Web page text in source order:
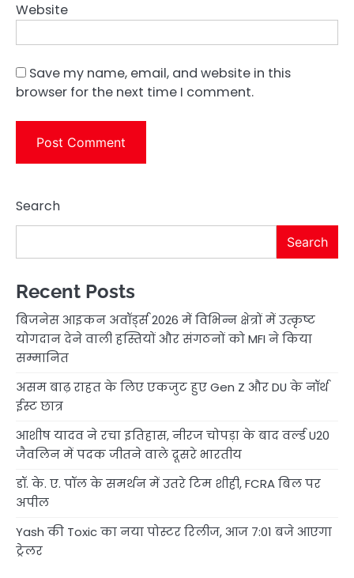
Website
Save my name, email, and website in this
browser for the next time I comment.
Search
Search
Recent Posts
बिजनेस आइकन अवॉर्ड्स 2026 में विभिन्न क्षेत्रों में उत्कृष्ट
योगदान देने वाली हस्तियों और संगठनों को MFI ने किया
सम्मानित
असम बाढ़ राहत के लिए एकजुट हुए Gen Z और DU के नॉर्थ
ईस्ट छात्र
आशीष यादव ने रचा इतिहास, नीरज चोपड़ा के बाद वर्ल्ड U20
जैवलिन में पदक जीतने वाले दूसरे भारतीय
डॉ. के. ए. पॉल के समर्थन में उतरे टिम शीही, FCRA बिल पर
अपील
Yash की Toxic का नया पोस्टर रिलीज, आज 7:01 बजे आएगा
ट्रेलर